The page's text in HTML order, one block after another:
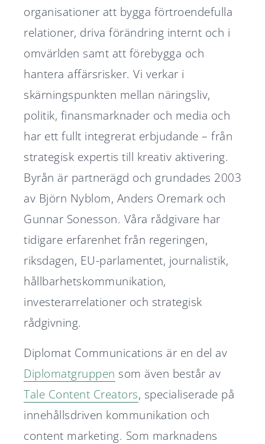
organisationer att bygga förtroendefulla
relationer, driva förändring internt och i
omvärlden samt att förebygga och
hantera affärsrisker. Vi verkar i
skärningspunkten mellan näringsliv,
politik, finansmarknader och media och
har ett fullt integrerat erbjudande – från
strategisk expertis till kreativ aktivering.
Byrån är partnerägd och grundades 2003
av Björn Nyblom, Anders Oremark och
Gunnar Sonesson. Våra rådgivare har
tidigare erfarenhet från regeringen,
riksdagen, EU-parlamentet, journalistik,
hållbarhetskommunikation,
investerarrelationer och strategisk
rådgivning.
Diplomat Communications är en del av
Diplomatgruppen som även består av
Tale Content Creators, specialiserade på
innehållsdriven kommunikation och
content marketing. Som marknadens